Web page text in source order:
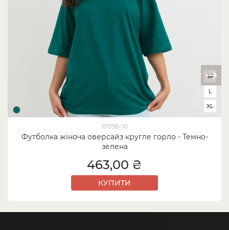
10098-10
Футболка жіноча оверсайз кругле горло - Темно-
зелена
M
L
XL
463,00 ₴
КУПИТИ